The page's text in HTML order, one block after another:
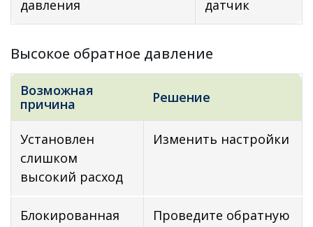
давления
датчик
Высокое обратное давление
Возможная
причина
Решение
Установлен
слишком
высокий расход
Изменить настройки
Блокированная
Проведите обратную